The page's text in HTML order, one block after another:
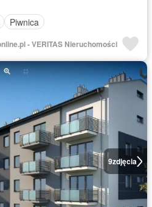
Piwnica
- VERITAS Nieruchomości
9zdjęcia